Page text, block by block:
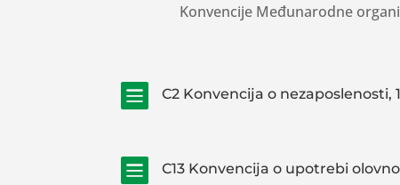
Konvencije Međunarodne
 C2 Konvencija o nezaposlenosti,

C13 Konvencija o upotrebi